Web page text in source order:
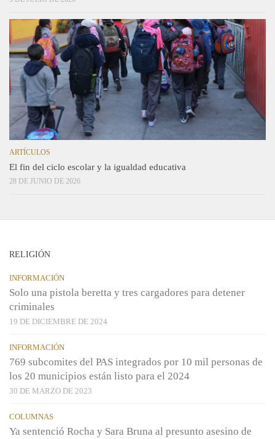
ARTÍCULOS
El fin del ciclo escolar y la igualdad educativa
28 DE JUNIO DE 2026
RELIGIÓN
INFORMACIÓN
Solo una pistola beretta y tres cargadores para detener
criminales
19 DE DICIEMBRE DE 2024
INFORMACIÓN
769 subcomites del PAS integrados por 10 mil personas de
los 20 municipios están listo para el 2024
30 DE MARZO DE 2023
COLUMNAS
Ya sentenció Rocha y Sara Bruna al presunto asesino de